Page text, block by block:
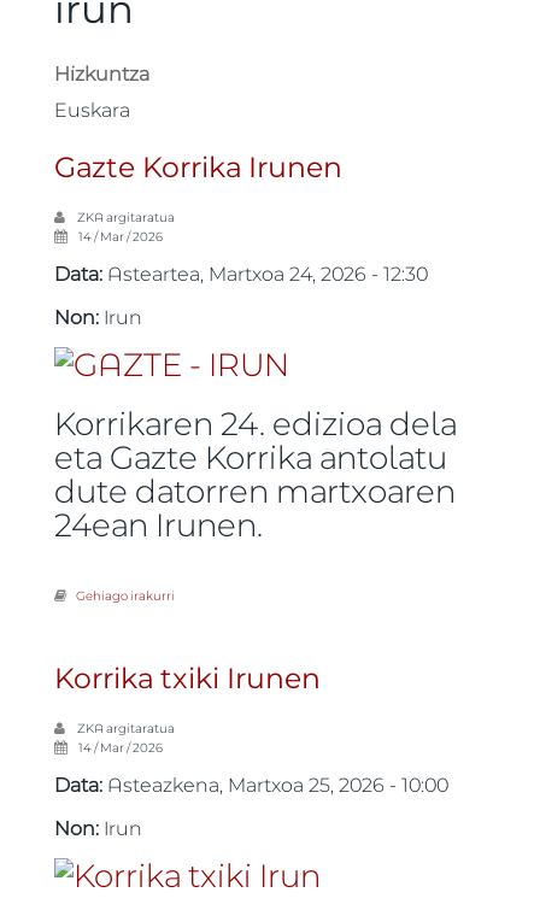
irun
Hizkuntza
Euskara
Gazte Korrika Irunen
ZKA argitaratua
14 / Mar / 2026
Data: Asteartea, Martxoa 24, 2026 - 12:30
Non: Irun
Korrikaren 24. edizioa dela
eta Gazte Korrika antolatu
dute datorren martxoaren
24ean Irunen.
Gehiago irakurri
Korrika txiki Irunen
ZKA argitaratua
14 / Mar / 2026
Data: Asteazkena, Martxoa 25, 2026 - 10:00
Non: Irun